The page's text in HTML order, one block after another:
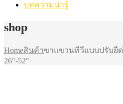
บทความน่ารู้
shop
Homeสินค้าขาแขวนทีวีแบบปรับยืด
26″-52″